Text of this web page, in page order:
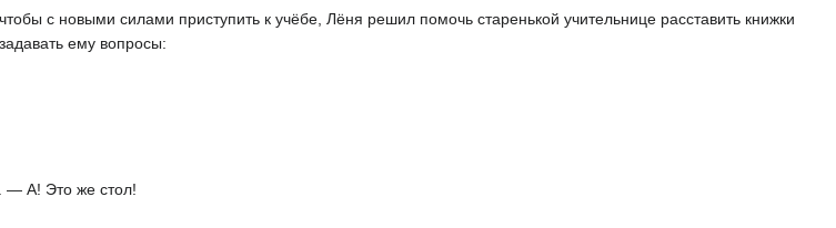
с новыми силами приступить к учёбе, Лёня решил помочь старенькой учительнице расставить книжки
ему вопросы:
— А! Это же стол!